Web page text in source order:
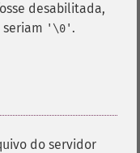
desabilitada,
seriam '\0' .
do servidor